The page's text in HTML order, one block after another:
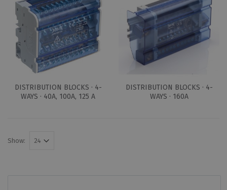
DISTRIBUTION BLOCKS · 4-
WAYS · 40A, 100A, 125 A
DISTRIBUTION BLOCKS · 4-
WAYS · 160A
Show: